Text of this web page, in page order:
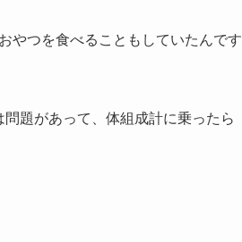
やつを食べることもしていたんです
題があって、体組成計に乗ったら